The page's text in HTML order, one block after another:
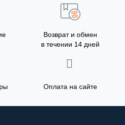
Возврат и обмен
в течении 14 дней
Оплата на сайте